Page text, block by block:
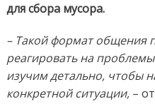
для сбора мусора.
– Такой формат общения
реагировать на
изучим детально, чтобы
конкретной ситуации,–